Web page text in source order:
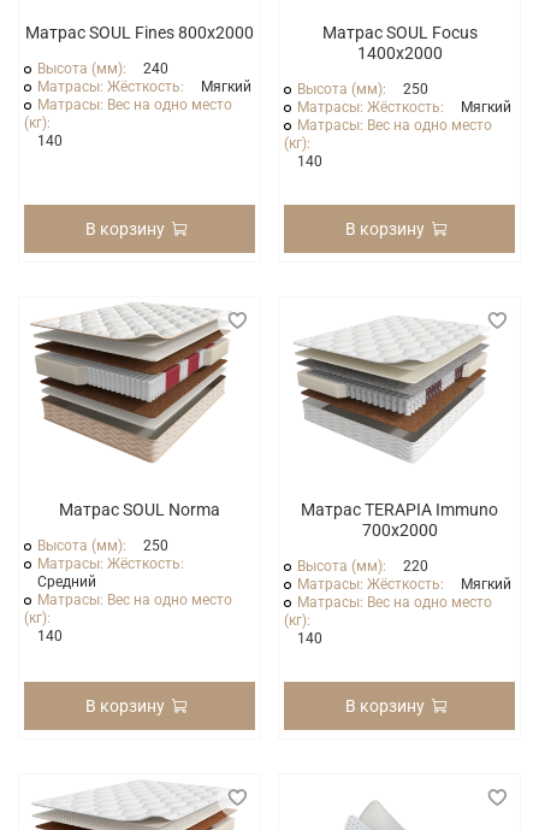
Матрас SOUL Fines 800x2000
Высота (мм):
240
Матрасы: Жёсткость:
Мягкий
Матрасы: Вес на одно место
(кг):
140
В корзину
Матрас SOUL Focus
1400x2000
Высота (мм):
250
Матрасы: Жёсткость:
Мягкий
Матрасы: Вес на одно место
(кг):
140
В корзину
Матрас SOUL Norma
Высота (мм):
250
Матрасы: Жёсткость:
Средний
Матрасы: Вес на одно место
(кг):
140
В корзину
Матрас TERAPIA Immuno
700x2000
Высота (мм):
220
Матрасы: Жёсткость:
Мягкий
Матрасы: Вес на одно место
(кг):
140
В корзину